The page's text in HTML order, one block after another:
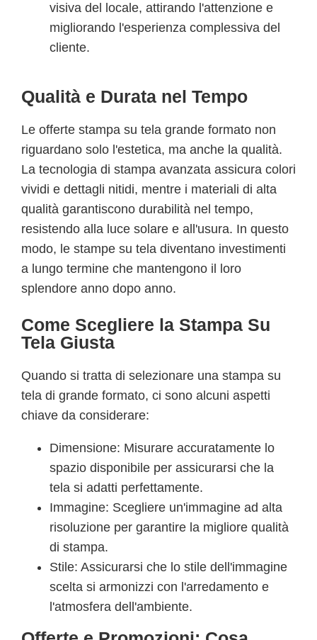
visiva del locale, attirando l'attenzione e
migliorando l'esperienza complessiva del
cliente.
Qualità e Durata nel Tempo
Le offerte stampa su tela grande formato non
riguardano solo l'estetica, ma anche la qualità.
La tecnologia di stampa avanzata assicura colori
vividi e dettagli nitidi, mentre i materiali di alta
qualità garantiscono durabilità nel tempo,
resistendo alla luce solare e all'usura. In questo
modo, le stampe su tela diventano investimenti
a lungo termine che mantengono il loro
splendore anno dopo anno.
Come Scegliere la Stampa Su
Tela Giusta
Quando si tratta di selezionare una stampa su
tela di grande formato, ci sono alcuni aspetti
chiave da considerare:
Dimensione: Misurare accuratamente lo
spazio disponibile per assicurarsi che la
tela si adatti perfettamente.
Immagine: Scegliere un'immagine ad alta
risoluzione per garantire la migliore qualità
di stampa.
Stile: Assicurarsi che lo stile dell'immagine
scelta si armonizzi con l'arredamento e
l'atmosfera dell'ambiente.